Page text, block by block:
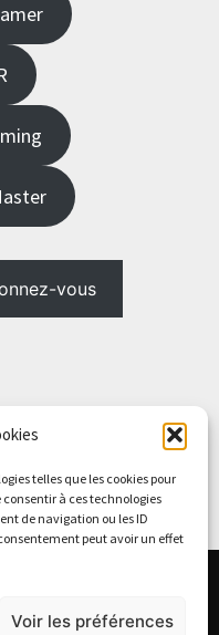
telles que les cookies pour
à ces technologies
de navigation ou les ID
peut avoir un effet
Voir les préférences
vous